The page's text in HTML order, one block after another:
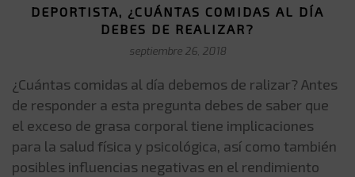
DEPORTISTA, ¿CUÁNTAS COMIDAS AL DÍA
DEBES DE REALIZAR?
septiembre 26, 2018
¿Cuántas comidas al día debemos de ralizar? Antes
de responder a esta pregunta debes de saber que
el exceso de grasa corporal tiene implicaciones
para la salud física y psicológica, así como también
posibles influencias negativas en el rendimiento